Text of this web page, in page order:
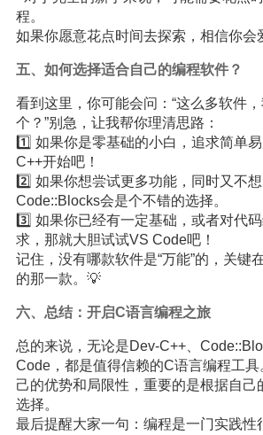
程。
如果你愿意花点时间去探索，相信你会
五、如何选择适合自己的编程软件？
看到这里，你可能会问：“这么多软件
个？”别急，让我帮你理清思路：
1️⃣ 如果你是零基础的小白，追求简单
C++开始吧！
2️⃣ 如果你想尝试更多功能，同时又不想
Code::Blocks会是个不错的选择。
3️⃣ 如果你已经有一定基础，或者对代
求，那就大胆试试VS Code吧！
记住，没有哪款软件是“万能”的，关键
的那一款。💡
六、总结：开启C语言编程之旅
总的来说，无论是Dev-C++、
Code，都是值得信赖的C语言编程工具
己的优势和局限性，重要的是根据自己
选择。
最后提醒大家一句：编程是一门实践性